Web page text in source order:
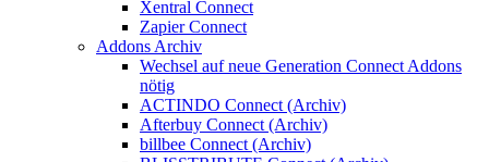
Xentral Connect
Zapier Connect
Addons Archiv
Wechsel auf neue Generation Connect Addons
nötig
ACTINDO Connect (Archiv)
Afterbuy Connect (Archiv)
billbee Connect (Archiv)